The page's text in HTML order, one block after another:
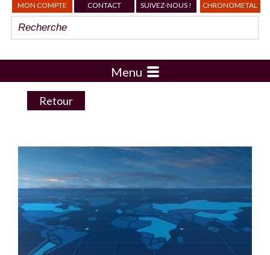
MON COMPTE CONTACT SUIVEZ-NOUS ! CHRONOMETAL
Menu
Retour